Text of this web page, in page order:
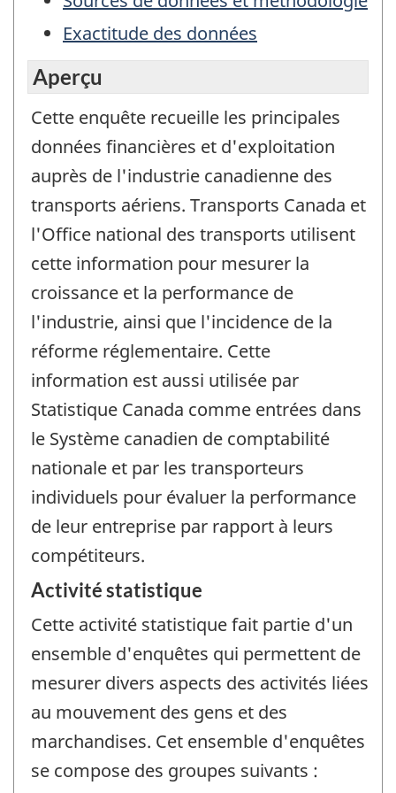
Exactitude des données
Aperçu
Cette enquête recueille les principales
données financières et d'exploitation
auprès de l'industrie canadienne des
transports aériens. Transports Canada et
l'Office national des transports utilisent
cette information pour mesurer la
croissance et la performance de
l'industrie, ainsi que l'incidence de la
réforme réglementaire. Cette
information est aussi utilisée par
Statistique Canada comme entrées dans
le Système canadien de comptabilité
nationale et par les transporteurs
individuels pour évaluer la performance
de leur entreprise par rapport à leurs
compétiteurs.
Activité statistique
Cette activité statistique fait partie d'un
ensemble d'enquêtes qui permettent de
mesurer divers aspects des activités liées
au mouvement des gens et des
marchandises. Cet ensemble d'enquêtes
se compose des groupes suivants :